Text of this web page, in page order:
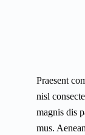
Praesent
nisl
magnis dis
mus.